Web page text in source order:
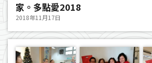
家。多點愛2018
2018年11月17日